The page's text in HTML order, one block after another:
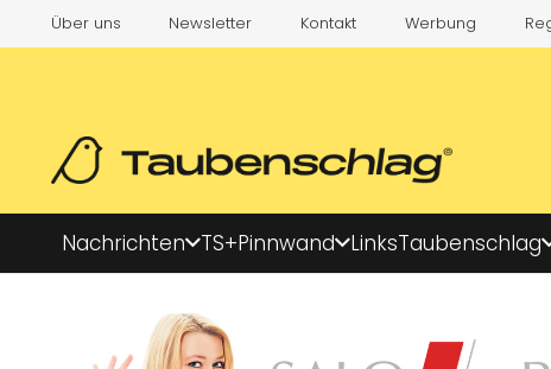
Über uns Newsletter Kontakt Werbung
Nachrichten TS+Pinnwand LinksTaubenschlag